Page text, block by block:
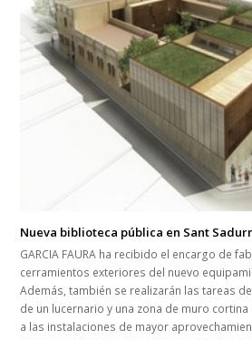
Nueva biblioteca pública en Sant
GARCIA FAURA ha recibido el encargo de
cerramientos exteriores del nuevo
Además, también se realizarán las tareas
de un lucernario y una zona de muro
a las instalaciones de mayor